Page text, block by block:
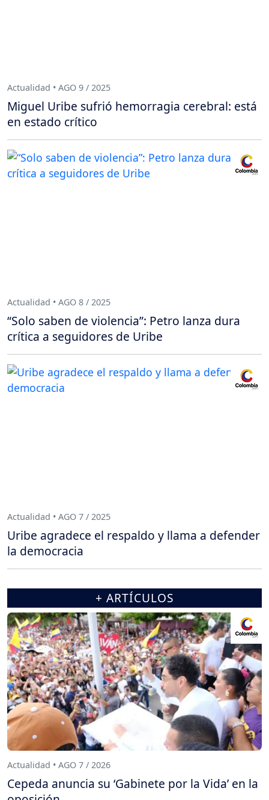
Actualidad • AGO 9 / 2025
Miguel Uribe sufrió hemorragia cerebral: está
en estado crítico
Actualidad • AGO 8 / 2025
“Solo saben de violencia”: Petro lanza dura
crítica a seguidores de Uribe
Actualidad • AGO 7 / 2025
Uribe agradece el respaldo y llama a defender
la democracia
+ ARTÍCULOS
Actualidad • AGO 7 / 2026
Cepeda anuncia su ‘Gabinete por la Vida’ en la